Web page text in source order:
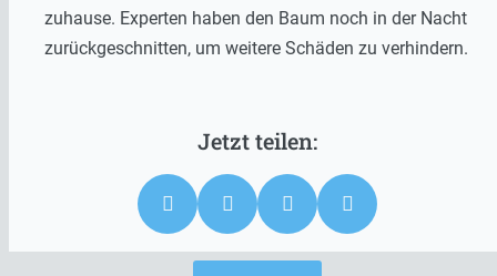
zuhause. Experten haben den Baum noch in der Nacht
zurückgeschnitten, um weitere Schäden zu verhindern.